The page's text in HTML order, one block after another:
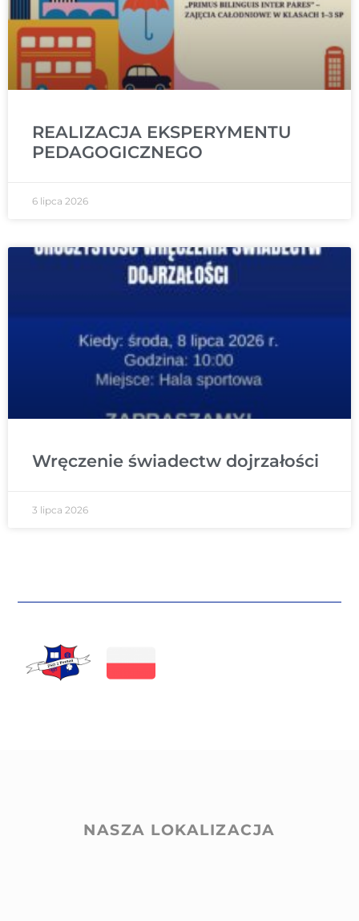
REALIZACJA EKSPERYMENTU
PEDAGOGICZNEGO
6 lipca 2026
Wręczenie świadectw dojrzałości
3 lipca 2026
NASZA LOKALIZACJA